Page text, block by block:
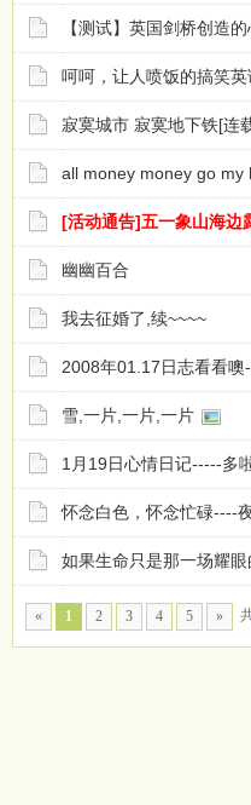
【测试】英国剑桥创造
呵呵，让人喷饭的搞笑
寂寞城市 寂寞地下铁[连
all money money go my
[活动通告]五一象山海边
幽幽百合
我去征婚了,续~~~~
2008年01.17日志看看噢
雪,一片,一片,一片
1月19日心情日记-----多
怀念白色，怀念忙碌----
如果生命只是那一场耀
« 1 2 3 4 5 »